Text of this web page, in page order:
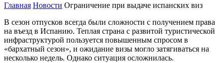
Главная Новости Ограничение при выдаче испанских виз
В сезон отпусков всегда были сложности с получением права
на въезд в Испанию. Теплая страна с развитой туристической
инфраструктурой пользуется повышенным спросом в
«бархатный сезон», и ожидание визы могло затягиваться на
несколько недель. Однако ситуация осложнилась.